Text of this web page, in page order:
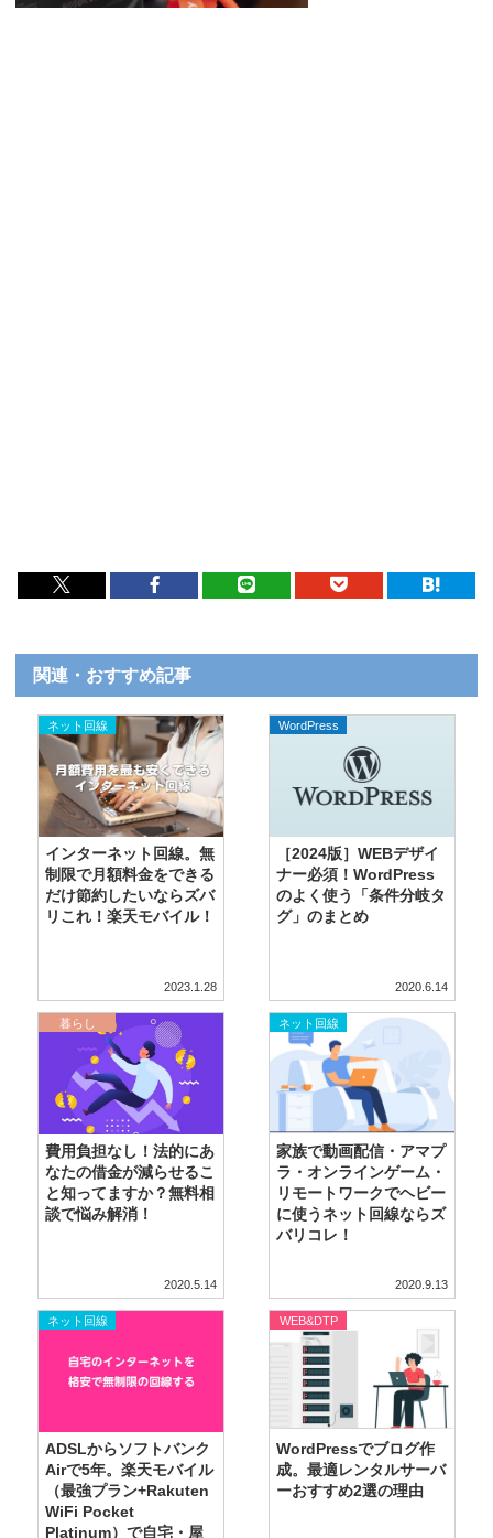
関連・おすすめ記事
インターネット回線。無
制限で月額料金をできる
だけ節約したいならズバ
リこれ！楽天モバイル！
2023.1.28
ネット回線
［2024版］WEBデザイ
ナー必須！WordPress
のよく使う「条件分岐タ
グ」のまとめ
2020.6.14
WordPress
費用負担なし！法的にあ
なたの借金が減らせるこ
と知ってますか？無料相
談で悩み解消！
2020.5.14
暮らし
家族で動画配信・アマプ
ラ・オンラインゲーム・
リモートワークでヘビー
に使うネット回線ならズ
バリコレ！
2020.9.13
ネット回線
ADSLからソフトバンク
Airで5年。楽天モバイル
（最強プラン+Rakuten
WiFi Pocket
Platinum）で自宅・屋
ネット回線
WordPressでブログ作
成。最適レンタルサーバ
ーおすすめ2選の理由
WEB&DTP